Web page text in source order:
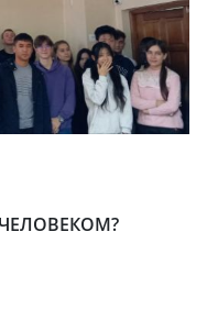
ЧЕЛОВЕКОМ?